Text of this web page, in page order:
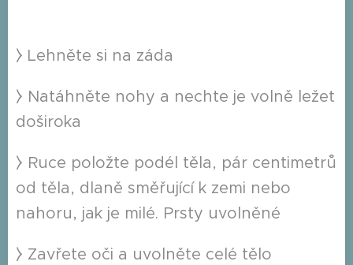
⧽ Lehněte si na záda
⧽ Natáhněte nohy a nechte je volně ležet
doširoka
⧽ Ruce položte podél těla, pár centimetrů
od těla, dlaně směřující k zemi nebo
nahoru, jak je milé. Prsty uvolněné
⧽ Zavřete oči a uvolněte celé tělo